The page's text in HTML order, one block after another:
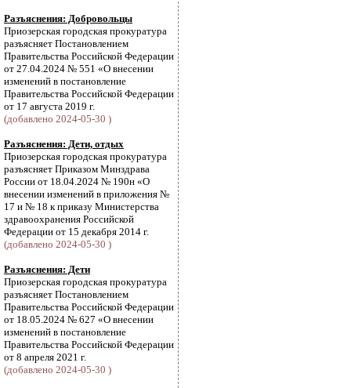
Разъяснения: Добровольцы
Приозерская городская прокуратура
разъясняет Постановлением
Правительства Российской Федерации
от 27.04.2024 № 551 «О внесении
изменений в постановление
Правительства Российской Федерации
от 17 августа 2019 г.
(добавлено 2024-05-30 )
Разъяснения: Дети, отдых
Приозерская городская прокуратура
разъясняет Приказом Минздрава
России от 18.04.2024 № 190н «О
внесении изменений в приложения №
17 и № 18 к приказу Министерства
здравоохранения Российской
Федерации от 15 декабря 2014 г.
(добавлено 2024-05-30 )
Разъяснения: Дети
Приозерская городская прокуратура
разъясняет Постановлением
Правительства Российской Федерации
от 18.05.2024 № 627 «О внесении
изменений в постановление
Правительства Российской Федерации
от 8 апреля 2021 г.
(добавлено 2024-05-30 )